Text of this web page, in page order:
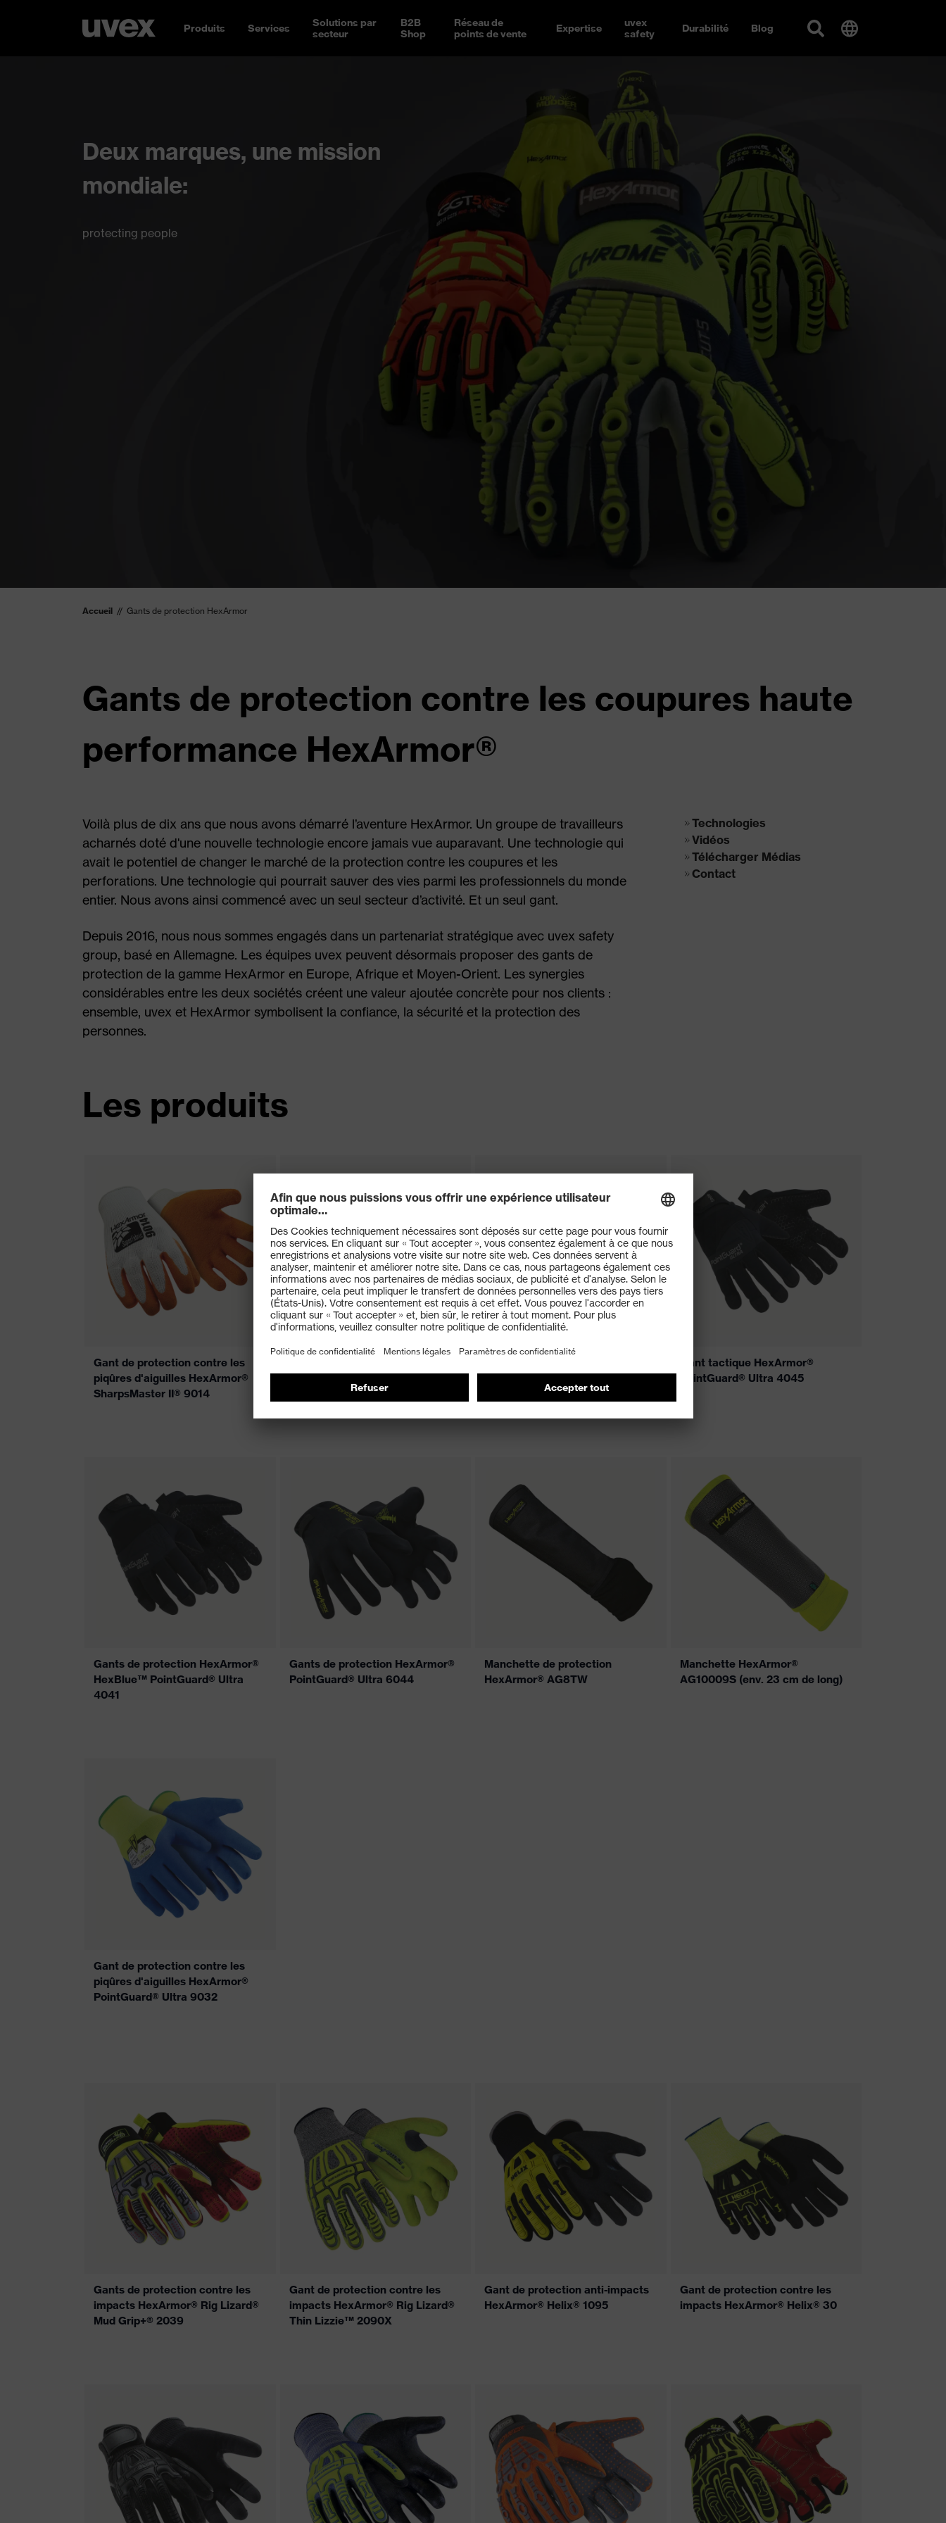
Produits Services
Solutions par
secteur
B2B
Shop
Réseau de
points de vente
Expertise
uvex
safety
Durabilité Blog
Deux marques, une mission
mondiale:
protecting people
Accueil Gants de protection HexArmor
Gants de protection contre les coupures haute
performance HexArmor®
Voilà plus de dix ans que nous avons démarré l’aventure HexArmor. Un groupe de travailleurs
acharnés doté d'une nouvelle technologie encore jamais vue auparavant. Une technologie qui
avait le potentiel de changer le marché de la protection contre les coupures et les
perforations. Une technologie qui pourrait sauver des vies parmi les professionnels du monde
entier. Nous avons ainsi commencé avec un seul secteur d’activité. Et un seul gant.
Depuis 2016, nous nous sommes engagés dans un partenariat stratégique avec uvex safety
group, basé en Allemagne. Les équipes uvex peuvent désormais proposer des gants de
protection de la gamme HexArmor en Europe, Afrique et Moyen-Orient. Les synergies
considérables entre les deux sociétés créent une valeur ajoutée concrète pour nos clients :
ensemble, uvex et HexArmor symbolisent la confiance, la sécurité et la protection des
personnes.
Technologies
Vidéos
Télécharger Médias
Contact
Les produits
Gant de protection contre les
piqûres d'aiguilles HexArmor®
SharpsMaster II® 9014
piqûres d'aiguilles HexArmor®
Hercules™ NSR 3041
ThornArmor® 3092
Gant tactique HexArmor®
PointGuard® Ultra 4045
Gants de protection HexArmor®
HexBlue™ PointGuard® Ultra
4041
Gants de protection HexArmor®
PointGuard® Ultra 6044
Manchette de protection
HexArmor® AG8TW
Manchette HexArmor®
AG10009S (env. 23 cm de long)
Gant de protection contre les
piqûres d'aiguilles HexArmor®
PointGuard® Ultra 9032
Gants de protection contre les
impacts HexArmor® Rig Lizard®
Mud Grip+® 2039
Gant de protection contre les
impacts HexArmor® Rig Lizard®
Thin Lizzie™ 2090X
Gant de protection anti-impacts
HexArmor® Helix® 1095
Gant de protection contre les
impacts HexArmor® Helix® 30